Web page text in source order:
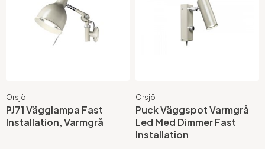
Örsjö
PJ71 Vägglampa Fast
Installation, Varmgrå
Örsjö
Puck Väggspot Varmgrå
Led Med Dimmer Fast
Installation